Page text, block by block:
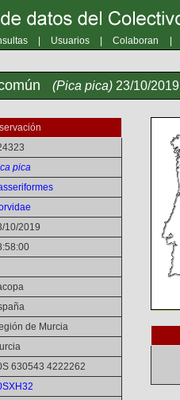
Usuarios Colaboran
(Pica pica) 23/10/2019
pica
10/2019
de Murcia
630543 4222262